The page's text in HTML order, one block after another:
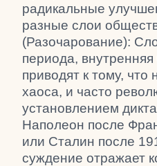
радикальные
разные слои
(Разочарование):
периода,
приводят к тому, что
хаоса, и часто
установлением
Наполеон после
или Сталин после
суждение отражает